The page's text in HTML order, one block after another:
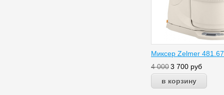
Миксер Zelmer 481.67
4 0003 700 руб